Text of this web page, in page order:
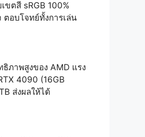
ขตสี sRGB 100%
อบโจทย์ทั้งการเล่น
ภาพสูงของ AMD แรง
4090 (16GB
ส่งผลให้ได้